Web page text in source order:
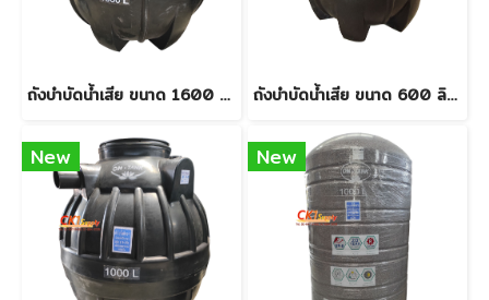
ถังบำบัดน้ำเสีย ขนาด 1600 ลิตร ถังบำบัดน้ำเสีย ขนาด 600 ลิตร
New New